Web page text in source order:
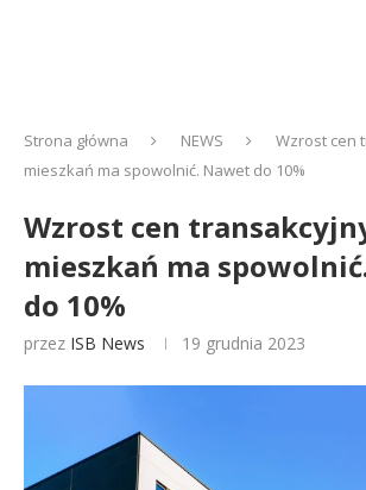
Strona główna NEWS
Wzrost cen
mieszkań ma spowolnić. Nawet do 10%
Wzrost cen
mieszkań ma
do 10%
przez ISB News 19 grudnia 2023